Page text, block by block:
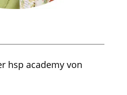
hsp academy von